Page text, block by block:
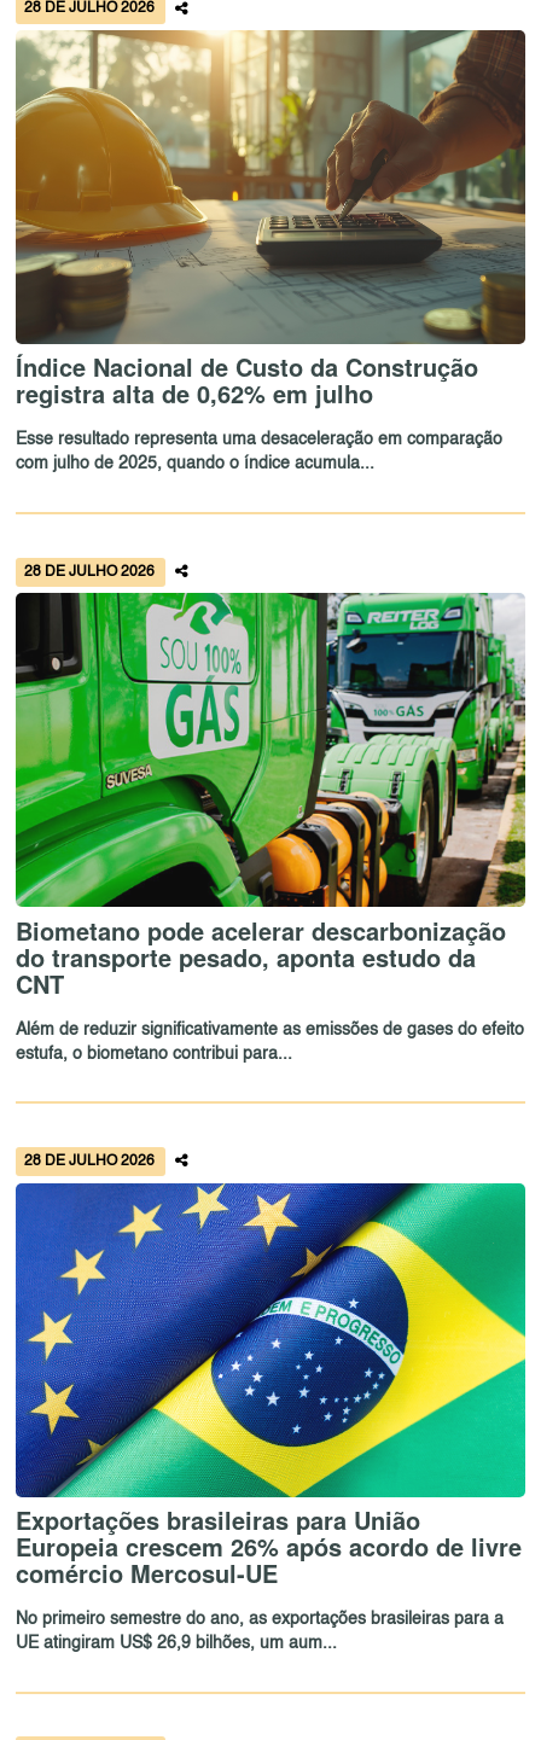
28 DE JULHO 2026
Índice Nacional de Custo da Construção
registra alta de 0,62% em julho
Esse resultado representa uma desaceleração em comparação
com julho de 2025, quando o índice acumula...
28 DE JULHO 2026
Biometano pode acelerar descarbonização
do transporte pesado, aponta estudo da
CNT
Além de reduzir significativamente as emissões de gases do efeito
estufa, o biometano contribui para...
28 DE JULHO 2026
Exportações brasileiras para União
Europeia crescem 26% após acordo de livre
comércio Mercosul-UE
No primeiro semestre do ano, as exportações brasileiras para a
UE atingiram US$ 26,9 bilhões, um aum...